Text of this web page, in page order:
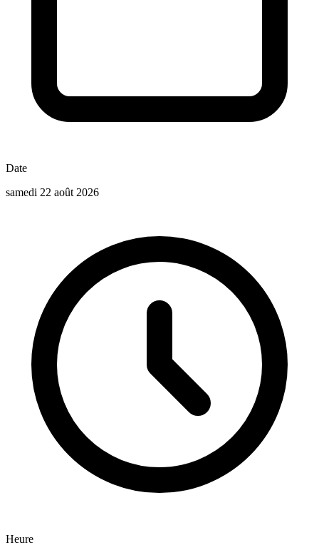
Date
samedi 22 août 2026
Heure